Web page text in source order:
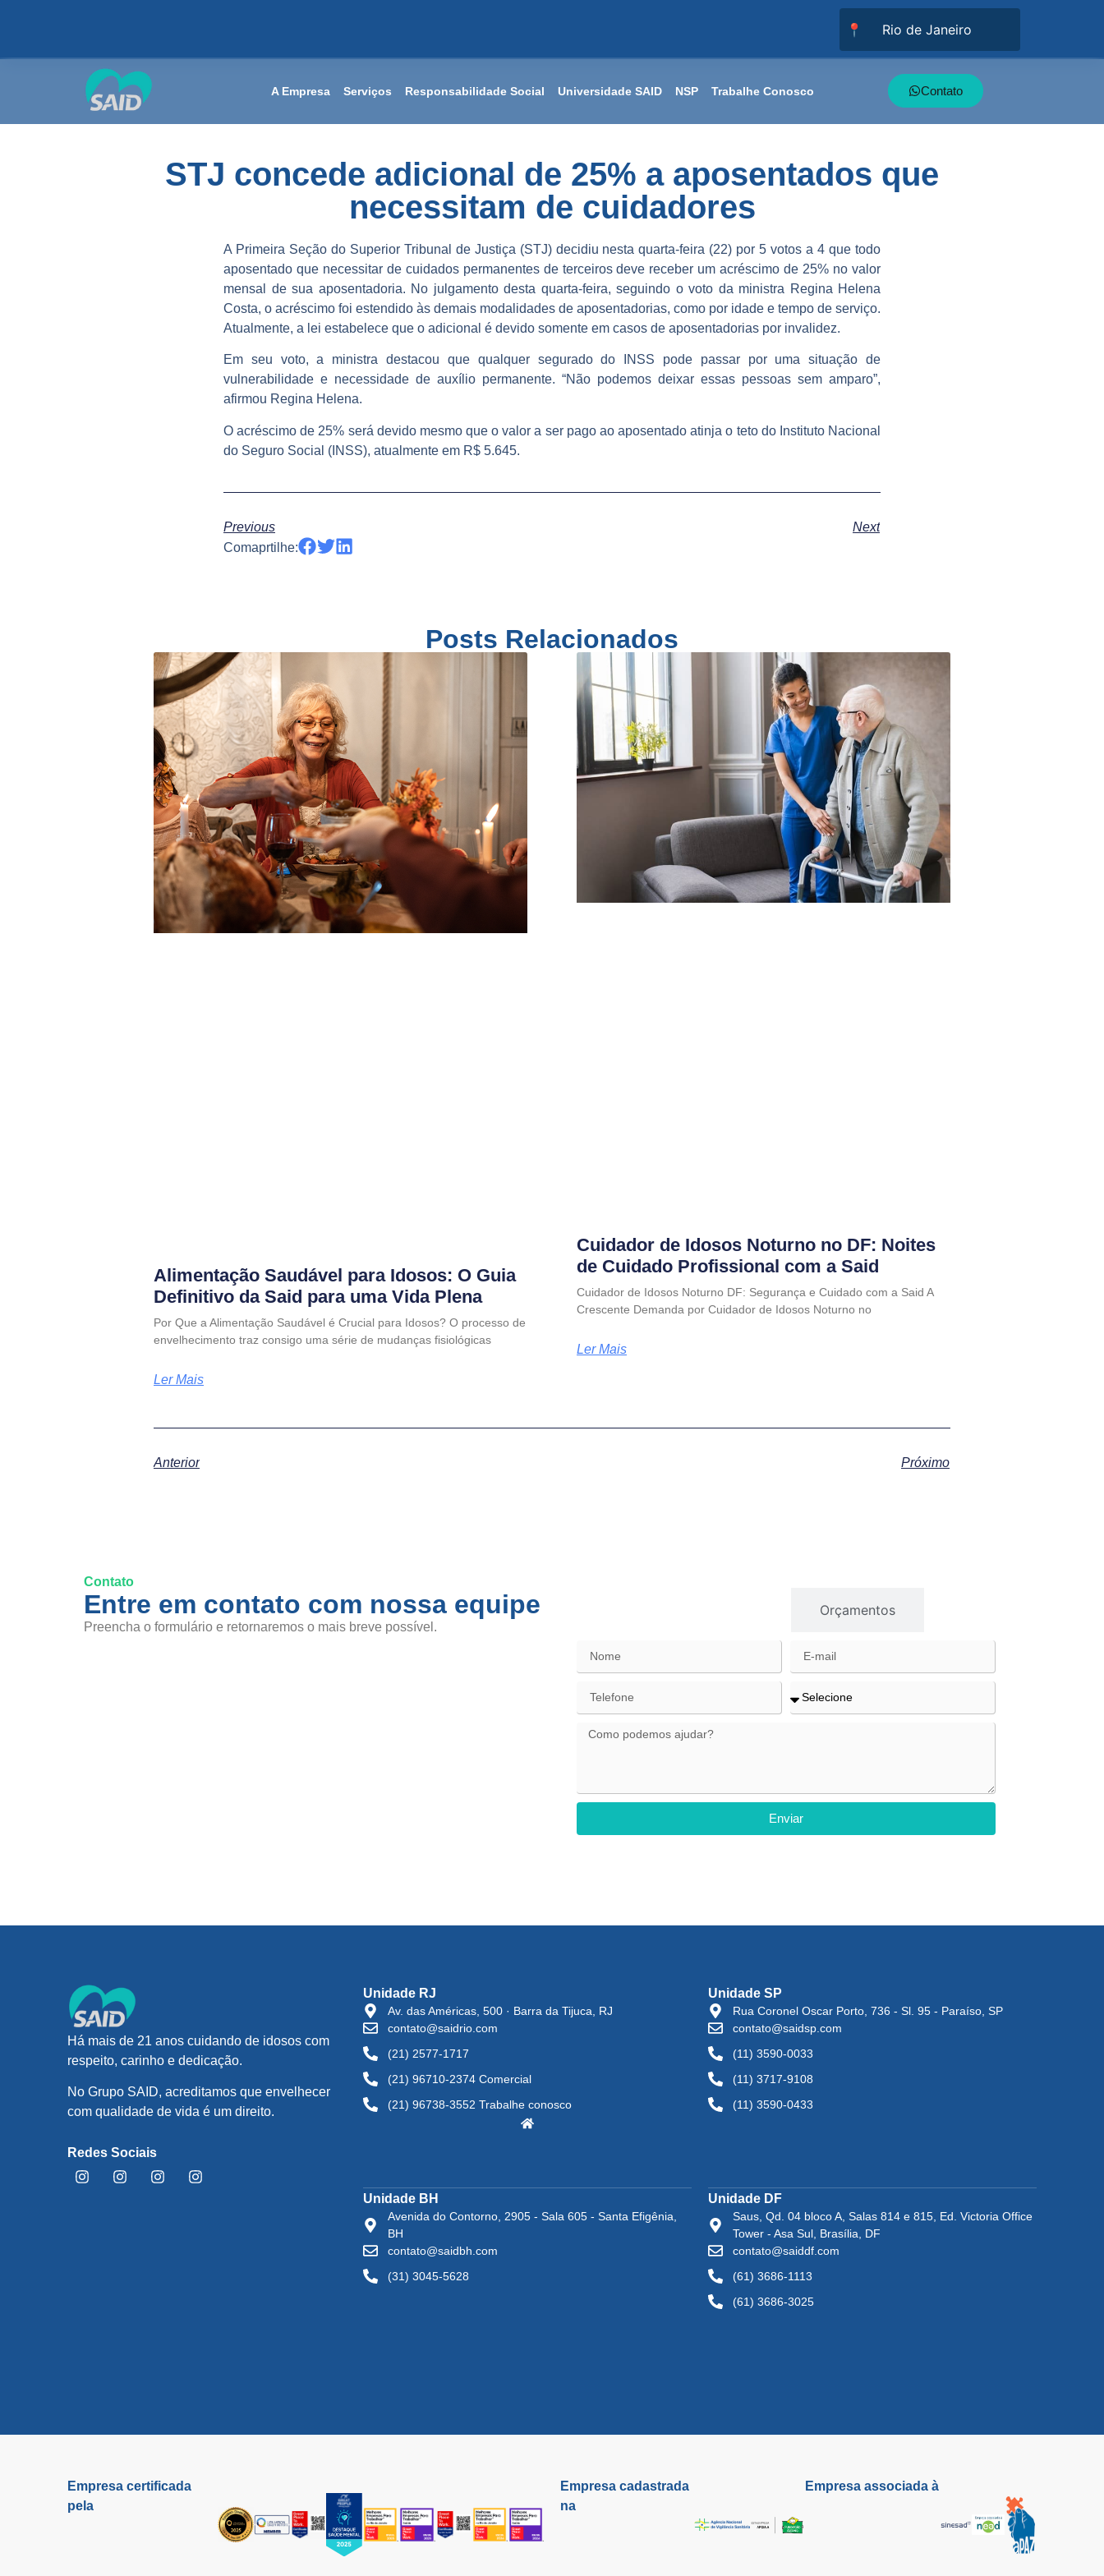
📍
A Empresa Serviços Responsabilidade Social Universidade SAID NSP Trabalhe Conosco Contato
STJ concede adicional de 25% a aposentados que
necessitam de cuidadores
A Primeira Seção do Superior Tribunal de Justiça (STJ) decidiu nesta quarta-feira (22) por 5 votos a 4 que todo
aposentado que necessitar de cuidados permanentes de terceiros deve receber um acréscimo de 25% no valor
mensal de sua aposentadoria. No julgamento desta quarta-feira, seguindo o voto da ministra Regina Helena
Costa, o acréscimo foi estendido às demais modalidades de aposentadorias, como por idade e tempo de serviço.
Atualmente, a lei estabelece que o adicional é devido somente em casos de aposentadorias por invalidez.
Em seu voto, a ministra destacou que qualquer segurado do INSS pode passar por uma situação de
vulnerabilidade e necessidade de auxílio permanente. “Não podemos deixar essas pessoas sem amparo”,
afirmou Regina Helena.
O acréscimo de 25% será devido mesmo que o valor a ser pago ao aposentado atinja o teto do Instituto Nacional
do Seguro Social (INSS), atualmente em R$ 5.645.
Previous
Next
Comaprtilhe:
Posts Relacionados
Alimentação Saudável para Idosos: O Guia
Definitivo da Said para uma Vida Plena
Por Que a Alimentação Saudável é Crucial para Idosos? O processo de
envelhecimento traz consigo uma série de mudanças fisiológicas
Ler Mais
Cuidador de Idosos Noturno no DF: Noites
de Cuidado Profissional com a Said
Cuidador de Idosos Noturno DF: Segurança e Cuidado com a Said A
Crescente Demanda por Cuidador de Idosos Noturno no
Ler Mais
Anterior Próximo
Contato
Entre em contato com nossa equipe
Preencha o formulário e retornaremos o mais breve possível.
Orçamentos
Enviar
Há mais de 21 anos cuidando de idosos com
respeito, carinho e dedicação.
No Grupo SAID, acreditamos que envelhecer
com qualidade de vida é um direito.
Redes Sociais
Unidade RJ
Av. das Américas, 500 · Barra da Tijuca, RJ
contato@saidrio.com
(21) 2577-1717
(21) 96710-2374 Comercial
(21) 96738-3552 Trabalhe conosco
Unidade BH
Avenida do Contorno, 2905 - Sala 605 - Santa Efigênia,
BH
contato@saidbh.com
(31) 3045-5628
Unidade SP
Rua Coronel Oscar Porto, 736 - Sl. 95 - Paraíso, SP
contato@saidsp.com
(11) 3590-0033
(11) 3717-9108
(11) 3590-0433
Unidade DF
Saus, Qd. 04 bloco A, Salas 814 e 815, Ed. Victoria Office
Tower - Asa Sul, Brasília, DF
contato@saiddf.com
(61) 3686-1113
(61) 3686-3025
Empresa certificada
pela
Empresa cadastrada
na
Empresa associada à